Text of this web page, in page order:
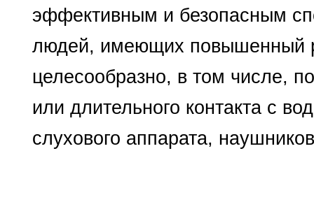
эффективным и безопасным
людей, имеющих повышенный
целесообразно, в том числе,
или длительного контакта с
слухового аппарата,